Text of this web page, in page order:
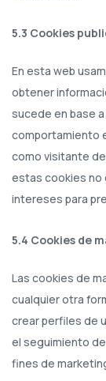
5.3 Cookies
En esta web
obtener
sucede en base
comportamiento
como visitante
estas cookies no
intereses para
5.4 Cookies de
Las cookies de
cualquier otra
crear perfiles de
el seguimiento
fines de